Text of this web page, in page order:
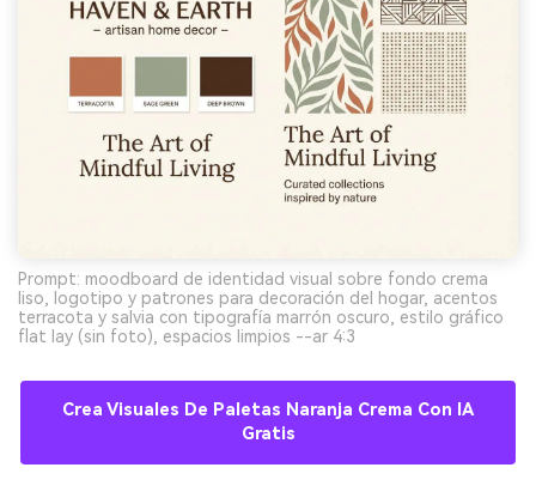
Prompt: moodboard de identidad visual sobre fondo crema
liso, logotipo y patrones para decoración del hogar, acentos
terracota y salvia con tipografía marrón oscuro, estilo gráfico
flat lay (sin foto), espacios limpios --ar 4:3
Crea Visuales De Paletas Naranja Crema Con IA
Gratis